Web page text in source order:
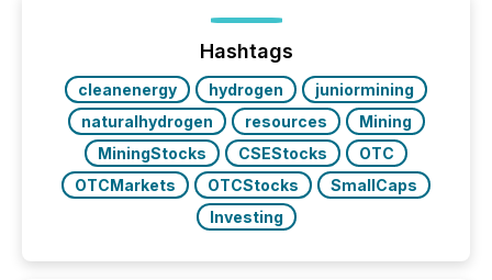
issuers are interlisted on U.S. exchanges, within a
broader group of 258 interlisted...
Hashtags
cleanenergy hydrogen
juniormining
naturalhydrogen
resources
Mining
MiningStocks
CSEStocks
OTC
OTCMarkets
OTCStocks
SmallCaps
Investing